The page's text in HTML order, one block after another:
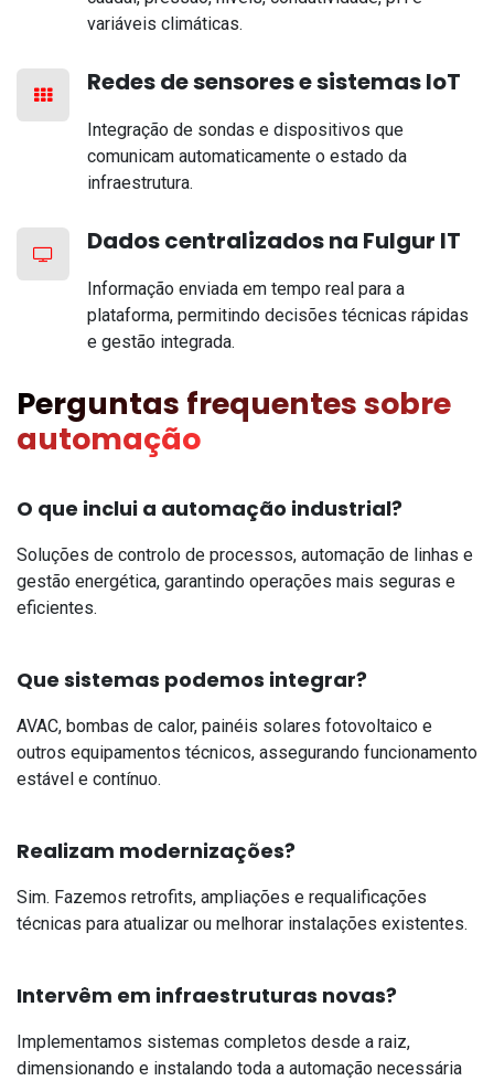
variáveis climáticas.
Redes de sensores e sistemas IoT
Integração de sondas e dispositivos que
comunicam automaticamente o estado da
infraestrutura.
Dados centralizados na Fulgur IT
Informação enviada em tempo real para a
plataforma, permitindo decisões técnicas rápidas
e gestão integrada.
Perguntas frequentes sobre
automação
O que inclui a automação industrial?
Soluções de controlo de processos, automação de linhas e
gestão energética, garantindo operações mais seguras e
eficientes.
Que sistemas podemos integrar?
AVAC, bombas de calor, painéis solares fotovoltaico e
outros equipamentos técnicos, assegurando funcionamento
estável e contínuo.
Realizam modernizações?
Sim. Fazemos retrofits, ampliações e requalificações
técnicas para atualizar ou melhorar instalações existentes.
Intervêm em infraestruturas novas?
Implementamos sistemas completos desde a raiz,
dimensionando e instalando toda a automação necessária